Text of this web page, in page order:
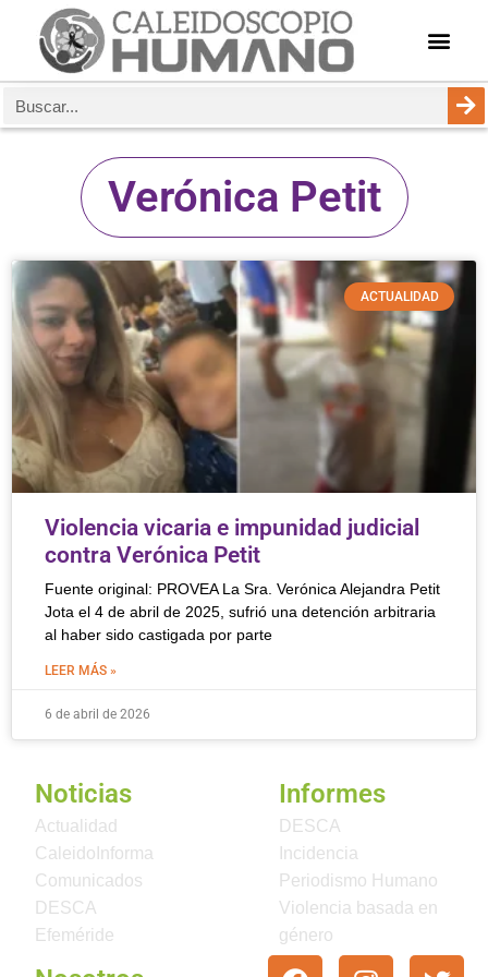
Verónica Petit
ACTUALIDAD
Violencia vicaria e impunidad judicial
contra Verónica Petit
Fuente original: PROVEA La Sra. Verónica Alejandra Petit
Jota el 4 de abril de 2025, sufrió una detención arbitraria
al haber sido castigada por parte
LEER MÁS »
6 de abril de 2026
Noticias
Actualidad
CaleidoInforma
Comunicados
DESCA
Efeméride
Informes
DESCA
Incidencia
Periodismo Humano
Violencia basada en
género